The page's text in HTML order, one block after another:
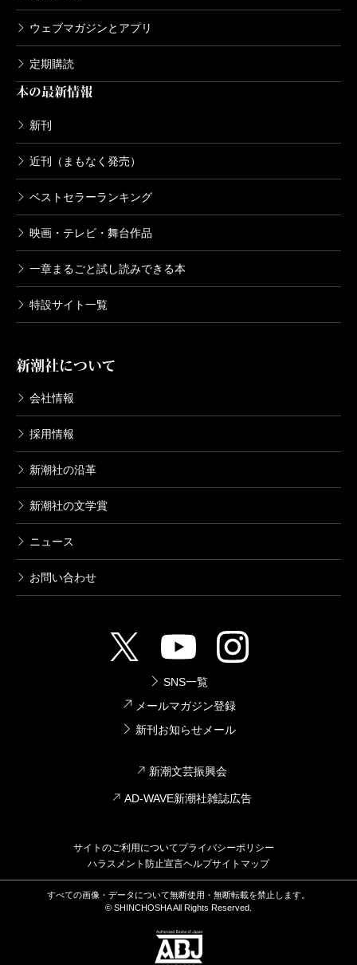
ウェブマガジンとアプリ
定期購読
本の最新情報
新刊
近刊（まもなく発売）
ベストセラーランキング
映画・テレビ・舞台作品
一章まるごと試し読みできる本
特設サイト一覧
新潮社について
会社情報
採用情報
新潮社の沿革
新潮社の文学賞
ニュース
お問い合わせ
SNS一覧
メールマガジン登録
新刊お知らせメール
新潮文芸振興会
AD-WAVE新潮社雑誌広告
サイトのご利用についてプライバシーポリシー
ハラスメント防止宣言ヘルプサイトマップ
すべての画像・データについて無断使用・無断転載を禁止します。
© SHINCHOSHA All Rights Reserved.